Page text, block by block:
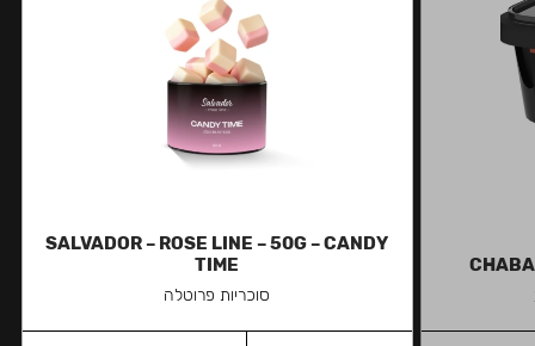
SALVADOR – ROSE LINE – 50G – CANDY
TIME
סוכריות פרוטלה